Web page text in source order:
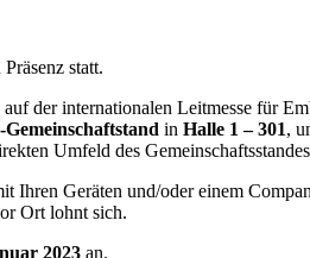
statt.
der internationalen Leitmesse für
Gemeinschaftstand in Halle 1 – 301,
Umfeld des
Ihren Geräten und/oder einem
Ort lohnt sich.
2023 an.